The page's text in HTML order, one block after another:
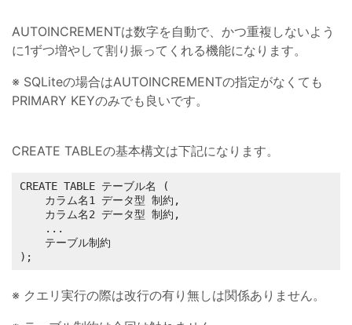
AUTOINCREMENTは数字を自動で、かつ重複しないよう
に1ずつ増やして割り振ってくれる機能になります。
※ SQLiteの場合はAUTOINCREMENTの指定がなくても
PRIMARY KEYのみでも良いです。
CREATE TABLEの基本構文は下記になります。
CREATE TABLE テーブル名 (
    カラム名1 データ型 制約,
    カラム名2 データ型 制約,
    ...
    テーブル制約
);
※ クエリ実行の際は改行の有り無しは関係ありません。